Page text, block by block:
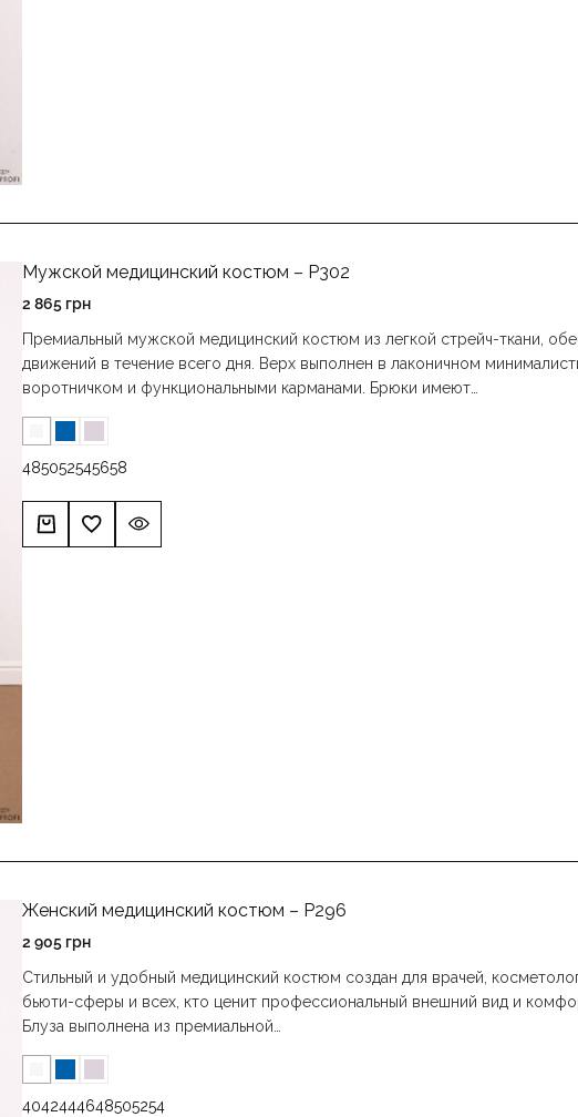
Мужской медицинский костюм – P302
2 865 грн
Премиальный мужской медицинский костюм из легкой стрейч-ткани,
движений в течение всего дня. Верх выполнен в лаконичном
воротничком и функциональными карманами. Брюки имеют…
485052545658
Женский медицинский костюм – P296
2 905 грн
Стильный и удобный медицинский костюм создан для врачей,
бьюти-сферы и всех, кто ценит профессиональный внешний вид и
Блуза выполнена из премиальной…
4042444648505254